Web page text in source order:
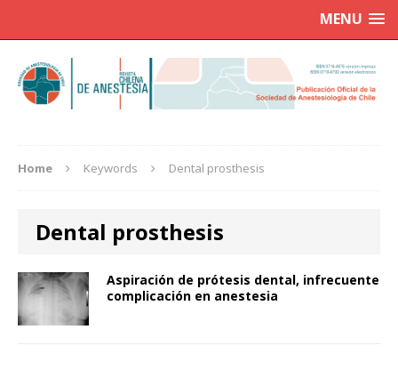
MENU
Home Keywords Dental prosthesis
Dental prosthesis
Aspiración de prótesis dental, infrecuente
complicación en anestesia